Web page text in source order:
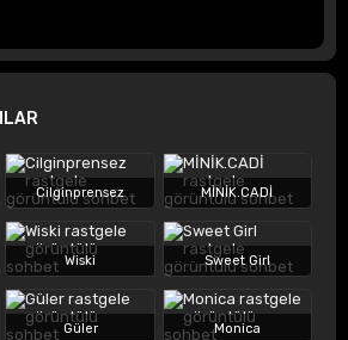
Cilginprensez MİNİK.CADİ
Wiski Sweet Girl
Güler Monica